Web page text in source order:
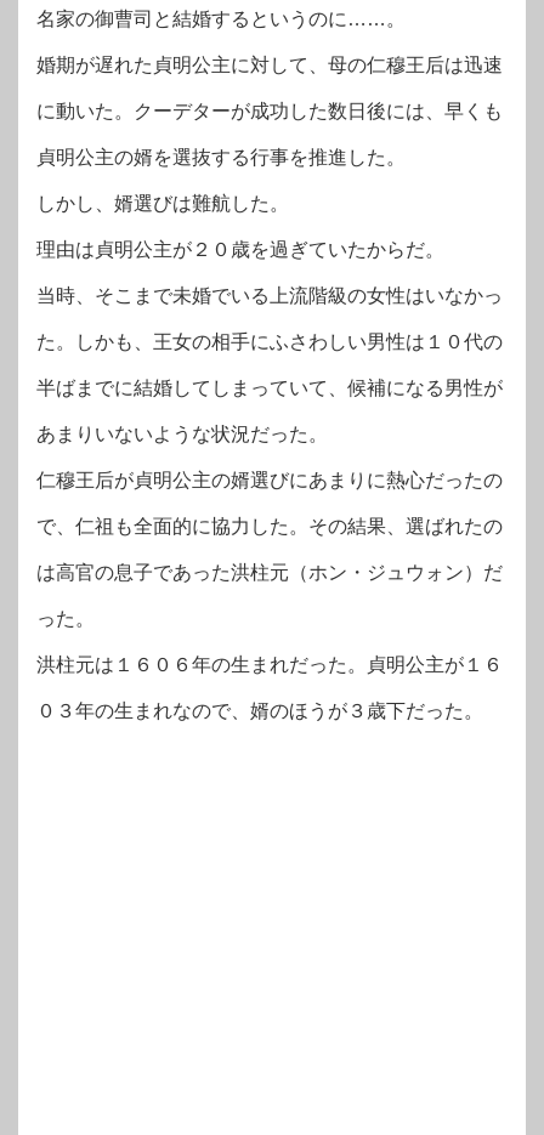
名家の御曹司と結婚するというのに……。
婚期が遅れた貞明公主に対して、母の仁穆王后は迅速
に動いた。クーデターが成功した数日後には、早くも
貞明公主の婿を選抜する行事を推進した。
しかし、婿選びは難航した。
理由は貞明公主が２０歳を過ぎていたからだ。
当時、そこまで未婚でいる上流階級の女性はいなかっ
た。しかも、王女の相手にふさわしい男性は１０代の
半ばまでに結婚してしまっていて、候補になる男性が
あまりいないような状況だった。
仁穆王后が貞明公主の婿選びにあまりに熱心だったの
で、仁祖も全面的に協力した。その結果、選ばれたの
は高官の息子であった洪柱元（ホン・ジュウォン）だ
った。
洪柱元は１６０６年の生まれだった。貞明公主が１６
０３年の生まれなので、婿のほうが３歳下だった。